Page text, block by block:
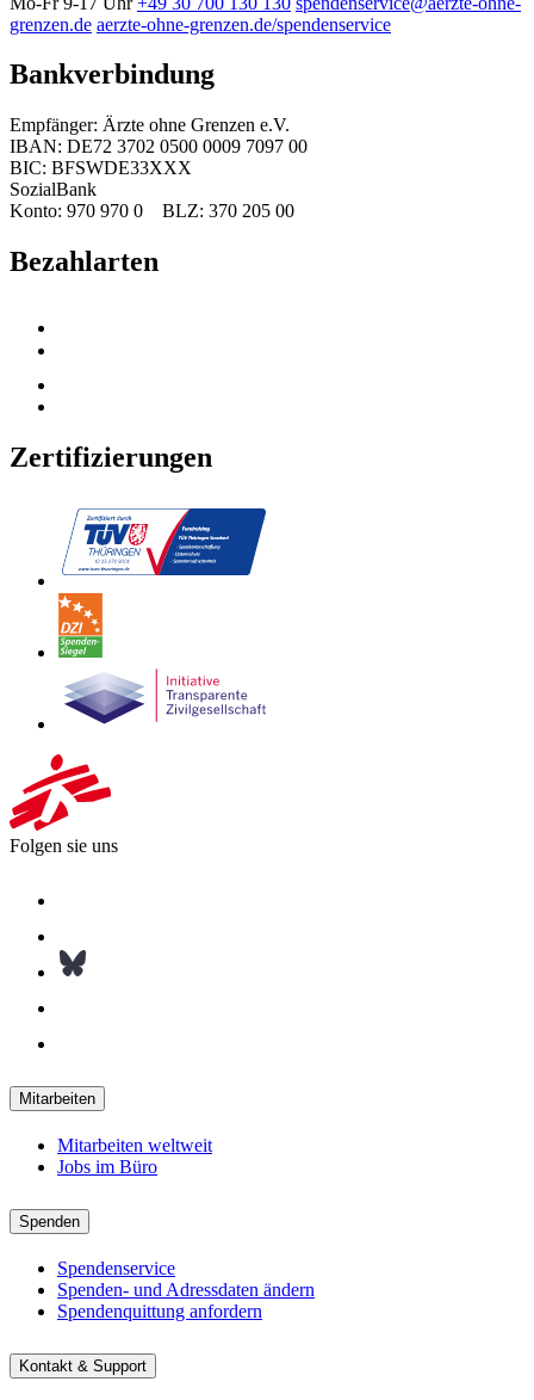
grenzen.de aerzte-ohne-grenzen.de/spendenservice
Bankverbindung
Empfänger: Ärzte ohne Grenzen e.V.
IBAN: DE72 3702 0500 0009 7097 00
BIC: BFSWDE33XXX
SozialBank
Konto: 970 970 0 BLZ: 370 205 00
Bezahlarten
Zertifizierungen
Folgen sie uns
Mitarbeiten
Mitarbeiten weltweit
Jobs im Büro
Spenden
Spendenservice
Spenden- und Adressdaten ändern
Spendenquittung anfordern
Kontakt & Support